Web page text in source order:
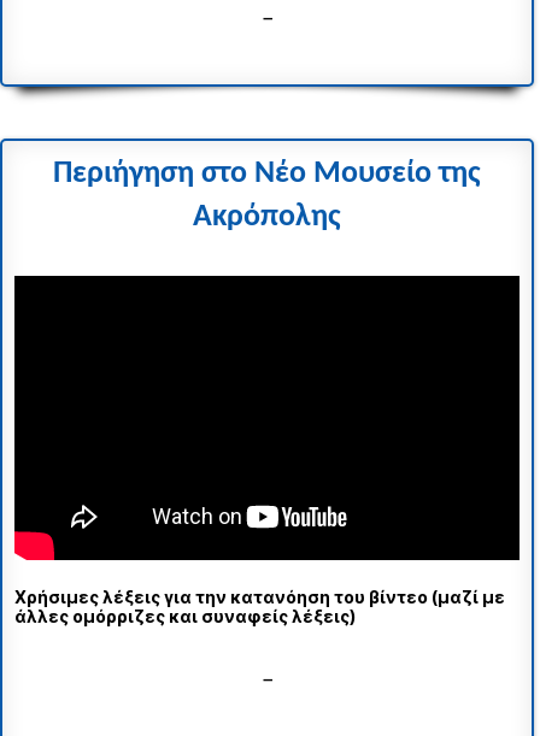
–
Περιήγηση στο Νέο Μουσείο της
Ακρόπολης
Χρήσιμες λέξεις για την κατανόηση του βίντεο (μαζί με
άλλες ομόρριζες και συναφείς λέξεις)
–